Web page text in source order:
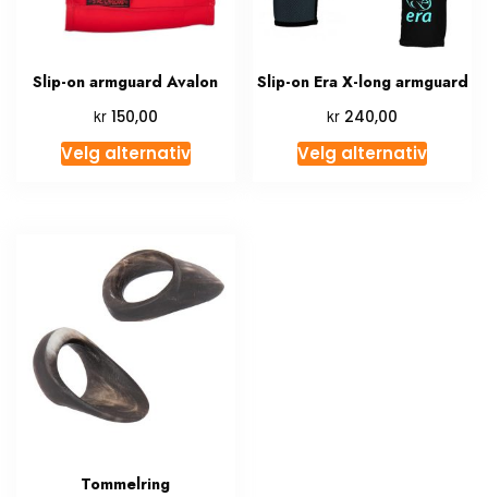
Slip-on armguard Avalon
kr150,00
Velg alternativ
Slip-on Era X-long armguard
kr 240,00
Velg alternativ
Tommelring